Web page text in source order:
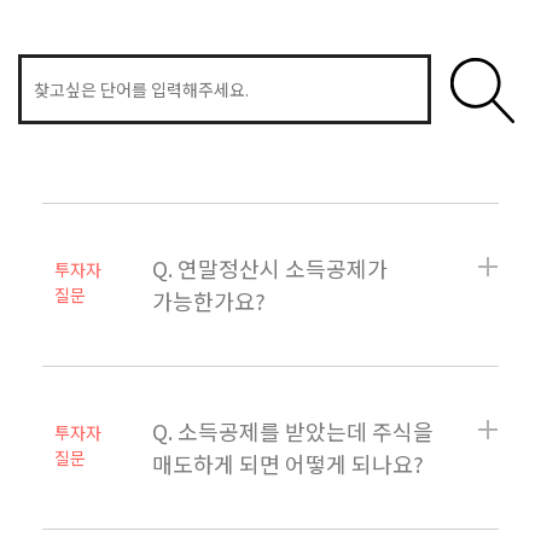
투자자
질문
Q. 연말정산시 소득공제가
가능한가요?
투자자
질문
Q. 소득공제를 받았는데 주식을
매도하게 되면 어떻게 되나요?